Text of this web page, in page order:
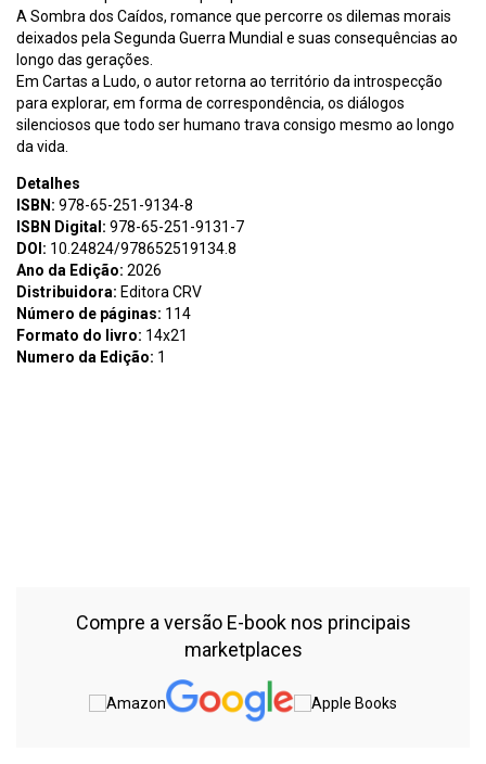
A Sombra dos Caídos, romance que percorre os dilemas morais
deixados pela Segunda Guerra Mundial e suas consequências ao
longo das gerações.
Em Cartas a Ludo, o autor retorna ao território da introspecção
para explorar, em forma de correspondência, os diálogos
silenciosos que todo ser humano trava consigo mesmo ao longo
da vida.
Detalhes
ISBN: 978-65-251-9134-8
ISBN Digital: 978-65-251-9131-7
DOI: 10.24824/978652519134.8
Ano da Edição: 2026
Distribuidora: Editora CRV
Número de páginas: 114
Formato do livro: 14x21
Numero da Edição: 1
Compre a versão E-book nos principais
marketplaces